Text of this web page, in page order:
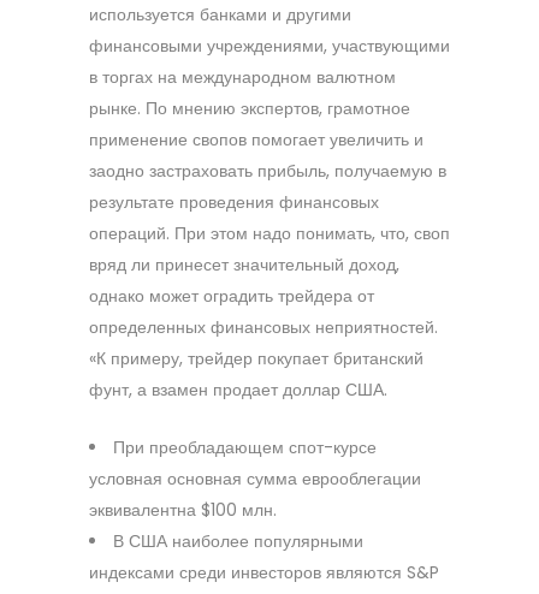
используется банками и другими
финансовыми учреждениями, участвующими
в торгах на международном валютном
рынке. По мнению экспертов, грамотное
применение свопов помогает увеличить и
заодно застраховать прибыль, получаемую в
результате проведения финансовых
операций. При этом надо понимать, что, своп
вряд ли принесет значительный доход,
однако может оградить трейдера от
определенных финансовых неприятностей.
«К примеру, трейдер покупает британский
фунт, а взамен продает доллар США.
При преобладающем спот-курсе
условная основная сумма еврооблегации
эквивалентна $100 млн.
В США наиболее популярными
индексами среди инвесторов являются S&P